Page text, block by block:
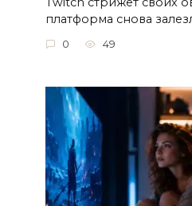
платформа снова
0 49